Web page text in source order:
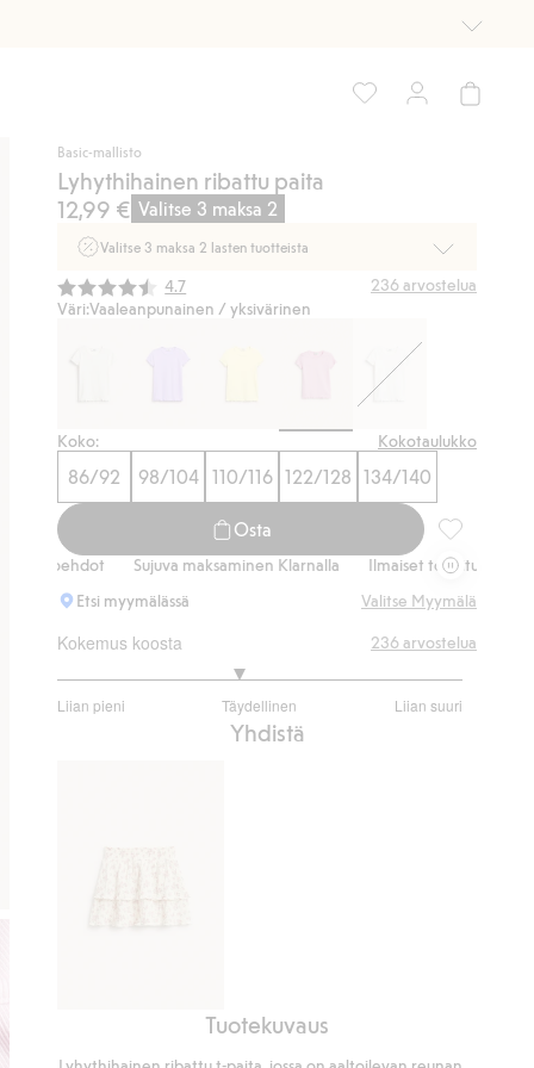
Basic-mallisto
Lyhythihainen ribattu paita
12,99 € Valitse 3 maksa 2
Valitse 3 maksa 2 lasten tuotteista
Ei Newbie. Ostaessasi 2 tuotetta tai enemmän. Voimassa 3-
16.8. asti myymälässä ja verkossa. Ei voi yhdistää muihin
alennuksiin tai tarjouksiin.
Keskimääräinen luokitus:
4.7 236 arvostelua
Väri:Vaaleanpunainen / yksivärinen
Koko: Kokotaulukko
86/92 98/104 110/116 122/128 134/140
Osta
Sujuva maksaminen Klarnalla
Ilmaiset toimitusvaihtoehdot
Etsi myymälässä
Valitse Myymälä
Kokemus koosta
Liian pieni Täydellinen Liian suuri
/
236 arvostelua
Yhdistä
Tuotekuvaus